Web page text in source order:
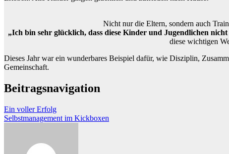
Nicht nur die Eltern, sondern auch
„Ich bin sehr glücklich, dass diese Kinder und Jugendlichen
diese wichtigen
Dieses Jahr war ein wunderbares Beispiel dafür, wie Disziplin,
Gemeinschaft.
Beitragsnavigation
Ein voller Erfolg
Selbstmanagement im Kickboxen